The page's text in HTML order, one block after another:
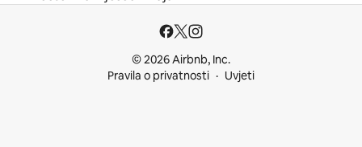
© 2026 Airbnb, Inc.
Pravila o privatnosti
Uvjeti